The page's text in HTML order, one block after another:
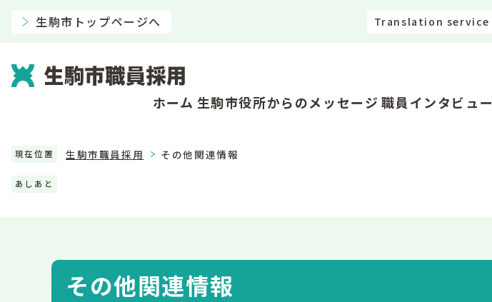
生駒市トップページへ Translation service
ホーム 生駒市役所からのメッセージ 職員インタビュー
現在位置 生駒市職員採用 その他関連情報
あしあと
その他関連情報